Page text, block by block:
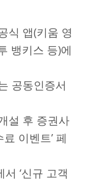
식 앱(키움 영
뱅키스 등)에
공동인증서
설 후 증권사
이벤트’ 페
‘신규 고객